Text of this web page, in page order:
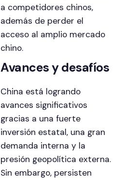
a competidores chinos,
además de perder el
acceso al amplio mercado
chino.
Avances y desafíos
China está logrando
avances significativos
gracias a una fuerte
inversión estatal, una gran
demanda interna y la
presión geopolítica externa.
Sin embargo, persisten